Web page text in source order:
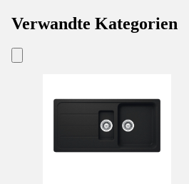
Verwandte Kategorien